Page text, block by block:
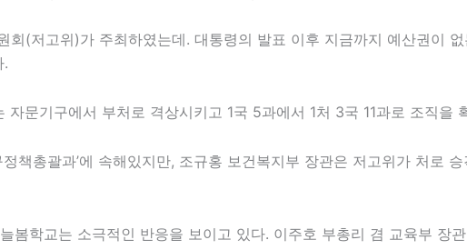
회(저고위)가 주최하였는데. 대통령의 발표 이후 지금까지 예산권이
.
문기구에서 부처로 격상시키고 1국 5과에서 1처 3국 11과로 조직을
책총괄과’에 속해있지만, 조규홍 보건복지부 장관은 저고위가 처로
봄학교는 소극적인 반응을 보이고 있다. 이주호 부총리 겸 교육부 장